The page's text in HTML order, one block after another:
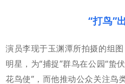
“打鸟”
演员李现于玉渊潭所拍摄的组
明星，为“捕捉”群鸟在公园“蛰
花鸟使”，而他推动公众关注鸟